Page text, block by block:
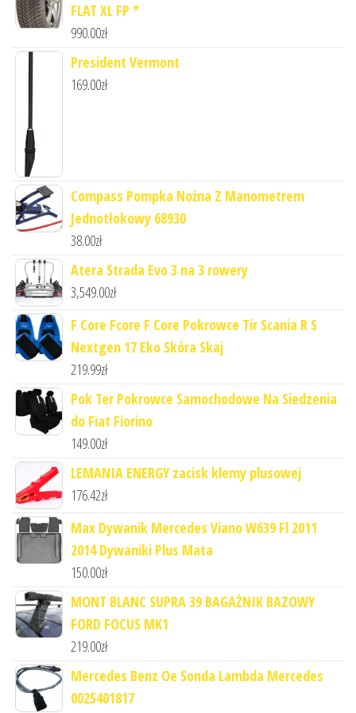
FLAT XL FP *
990.00zł
President Vermont
169.00zł
Compass Pompka Nożna Z Manometrem
Jednotłokowy 68930
38.00zł
Atera Strada Evo 3 na 3 rowery
3,549.00zł
F Core Fcore F Core Pokrowce Tir Scania R S
Nextgen 17 Eko Skóra Skaj
219.99zł
Pok Ter Pokrowce Samochodowe Na Siedzenia
do Fiat Fiorino
149.00zł
LEMANIA ENERGY zacisk klemy plusowej
176.42zł
Max Dywanik Mercedes Viano W639 Fl 2011
2014 Dywaniki Plus Mata
150.00zł
MONT BLANC SUPRA 39 BAGAŻNIK BAZOWY
FORD FOCUS MK1
219.00zł
Mercedes Benz Oe Sonda Lambda Mercedes
0025401817